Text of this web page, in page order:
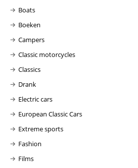
Boats
Boeken
Campers
Classic motorcycles
Classics
Drank
Electric cars
European Classic Cars
Extreme sports
Fashion
Films